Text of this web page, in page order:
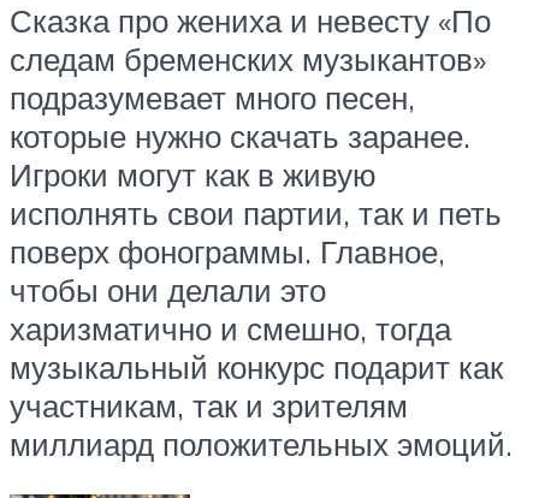
Сказка про жениха и невесту «По
следам бременских музыкантов»
подразумевает много песен,
которые нужно скачать заранее.
Игроки могут как в живую
исполнять свои партии, так и петь
поверх фонограммы. Главное,
чтобы они делали это
харизматично и смешно, тогда
музыкальный конкурс подарит как
участникам, так и зрителям
миллиард положительных эмоций.